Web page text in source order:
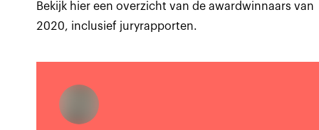
Bekijk hier een overzicht van de awardwinnaars van
2020, inclusief juryrapporten.